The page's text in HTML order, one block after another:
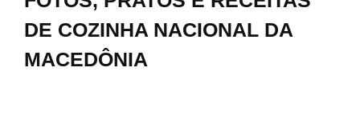
DE COZINHA NACIONAL DA
MACEDÔNIA